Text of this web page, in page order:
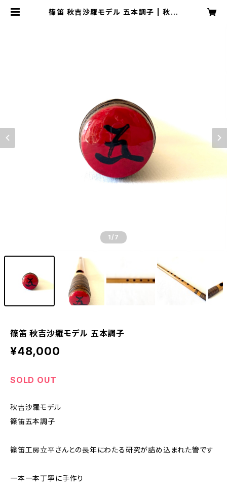
篠笛 秋吉沙羅モデル 五本調子 | 秋吉
1 /7
篠笛 秋吉沙羅モデル 五本調子
¥48,000
SOLD OUT
秋吉沙羅モデル
篠笛五本調子
篠笛工房立平さんとの長年にわたる研究が詰め込まれた管です
一本一本丁寧に手作り